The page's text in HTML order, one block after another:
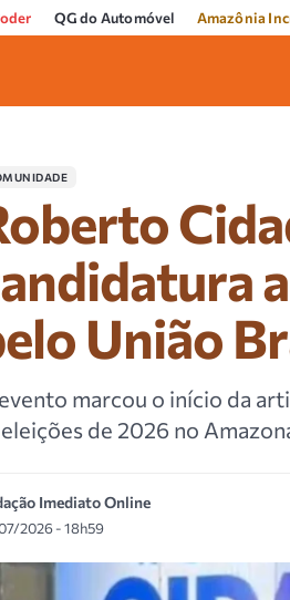
QG do Automóvel Amazônia
União
marcou o início da
eleições de 2026 no
Imediato Online
2026 - 18h59